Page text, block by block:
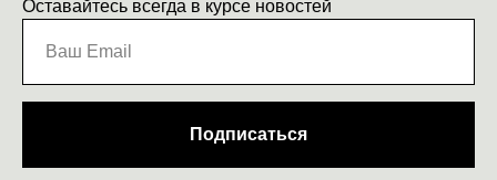
Оставайтесь всегда в курсе новостей
Подписаться